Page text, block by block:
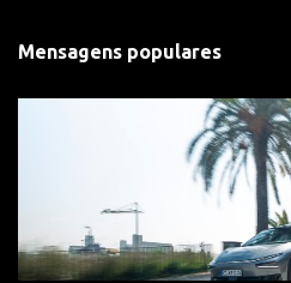
Mensagens populares